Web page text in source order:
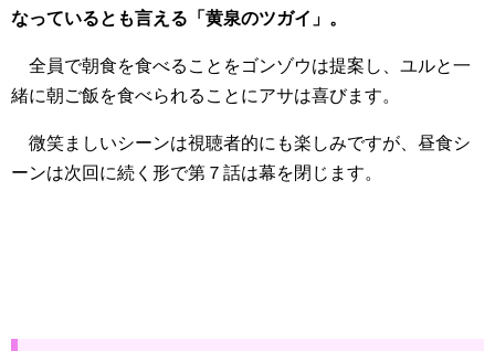
なっているとも言える「黄泉のツガイ」。
全員で朝食を食べることをゴンゾウは提案し、ユルと一
緒に朝ご飯を食べられることにアサは喜びます。
微笑ましいシーンは視聴者的にも楽しみですが、昼食シ
ーンは次回に続く形で第７話は幕を閉じます。